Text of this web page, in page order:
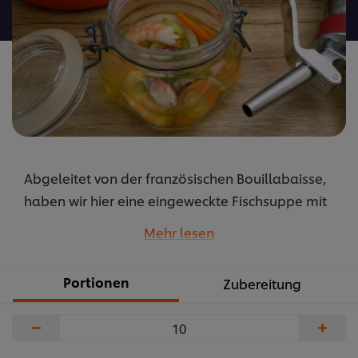
abgegeben
Abgeleitet von der französischen Bouillabaisse,
haben wir hier eine eingeweckte Fischsuppe mit
Mehr lesen
Portionen Zubereitung
− +